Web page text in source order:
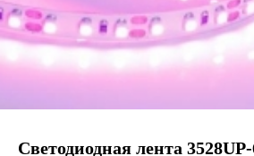
Светодиодная лента